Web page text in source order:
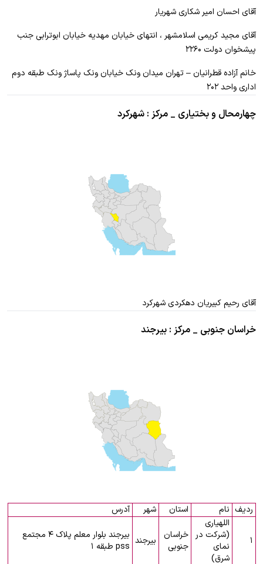
آقای احسان امیر شکاری شهریار
آقای مجید کریمی اسلامشهر ، انتهای خیابان مهدیه خیابان ابوترابی جنب
پیشخوان دولت ۲۲۶۰
خانم آزاده قطرانیان – تهران میدان ونک خیابان ونک پاساژ ونک طبقه دوم
اداری واحد ۲۰۲
چهارمحال و بختیاری _ مرکز : شهرکرد
آقای رحیم کبیریان دهکردی شهرکرد
خراسان جنوبی _ مرکز : بیرجند
ردیف نام استان شهر آدرس
۱
اللهیاری
(شرکت در
نمای
شرق)
خراسان
جنوبی
بیرجند
بیرجند بلوار معلم پلاک ۴ مجتمع
pss طبقه ۱